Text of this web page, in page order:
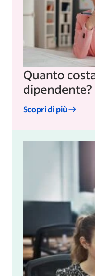
Quanto
dipendente?
Scopri di più